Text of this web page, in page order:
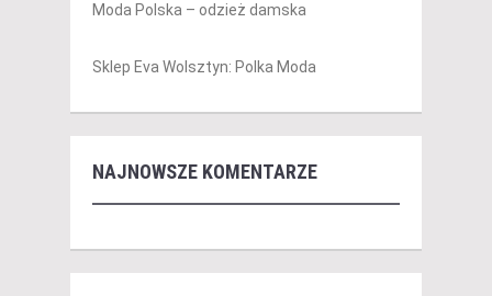
Moda Polska – odzież damska
Sklep Eva Wolsztyn: Polka Moda
NAJNOWSZE KOMENTARZE